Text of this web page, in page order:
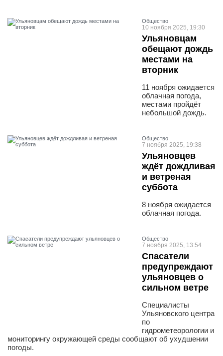
Общество
10 ноября 2025, 19:30
Ульяновцам
обещают дождь
местами на
вторник
11 ноября ожидается
облачная погода,
местами пройдёт
небольшой дождь.
Общество
7 ноября 2025, 19:38
Ульяновцев
ждёт дождливая
и ветреная
суббота
8 ноября ожидается
облачная погода.
Общество
7 ноября 2025, 13:54
Спасатели
предупреждают
ульяновцев о
сильном ветре
Специалисты
Ульяновского центра
по
гидрометеорологии и
мониторингу окружающей среды сообщают об ухудшении
погоды.